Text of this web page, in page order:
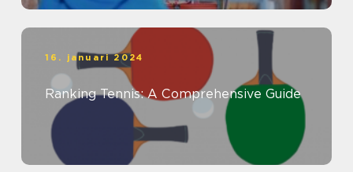
16. januari 2024
Ranking Tennis: A Comprehensive Guide